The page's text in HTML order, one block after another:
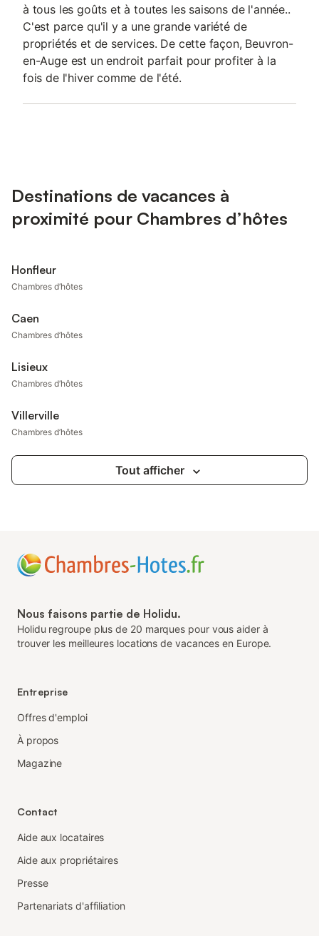
à tous les goûts et à toutes les saisons de l'année..
C'est parce qu'il y a une grande variété de
propriétés et de services. De cette façon, Beuvron-
en-Auge est un endroit parfait pour profiter à la
fois de l'hiver comme de l'été.
Destinations de vacances à
proximité pour Chambres d’hôtes
Honfleur
Chambres d’hôtes
Caen
Chambres d’hôtes
Lisieux
Chambres d’hôtes
Villerville
Chambres d’hôtes
Tout afficher
Nous faisons partie de Holidu.
Holidu regroupe plus de 20 marques pour vous aider à
trouver les meilleures locations de vacances en Europe.
Entreprise
Offres d'emploi
À propos
Magazine
Contact
Aide aux locataires
Aide aux propriétaires
Presse
Partenariats d'affiliation